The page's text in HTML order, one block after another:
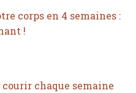
corps en 4 semaines :
!
chaque semaine